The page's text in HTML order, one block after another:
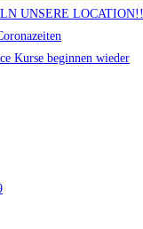
UNSERE LOCATION!!
Kurse beginnen wieder